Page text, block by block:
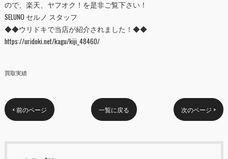
ので、楽天、ヤフオク！を是非ご覧下さい！
SELUNO セルノ スタッフ
◆◆ウリドキで当店が紹介されました！◆◆
https://uridoki.net/kagu/kiji_48460/
買取実績
< 前のページ 一覧に戻る 次のページ >